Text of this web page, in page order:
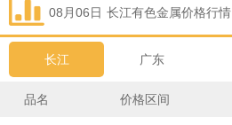
08月06日 长江有色金属价格行情
长江 广东
品名 价格区间